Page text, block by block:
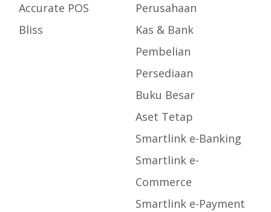
Accurate POS
Bliss
Perusahaan
Kas & Bank
Pembelian
Persediaan
Buku Besar
Aset Tetap
Smartlink e-Banking
Smartlink e-
Commerce
Smartlink e-Payment